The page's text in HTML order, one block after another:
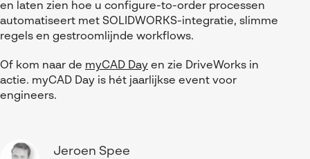
en laten zien hoe u configure-to-order processen
automatiseert met SOLIDWORKS-integratie, slimme
regels en gestroomlijnde workflows.
Of kom naar de myCAD Day en zie DriveWorks in
actie. myCAD Day is hét jaarlijkse event voor
engineers.
Jeroen Spee